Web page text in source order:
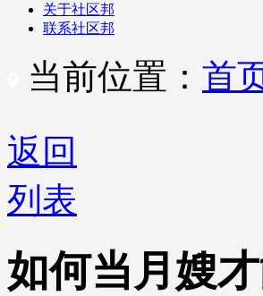
关于社区邦
联系社区邦
当前位置： 首
返回
列表
如何当月嫂